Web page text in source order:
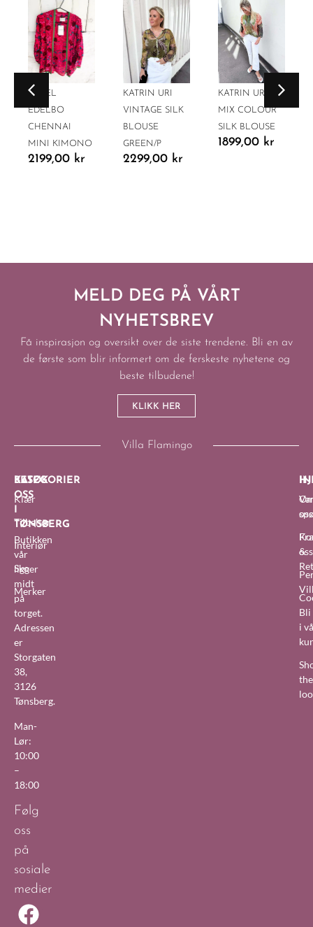
SISSEL
EDELBO
CHENNAI
MINI KIMONO
2199,00 kr
KATRIN URI
VINTAGE SILK
BLOUSE
GREEN/P
2299,00 kr
KATRIN URI
MIX COLOUR
SILK BLOUSE
1899,00 kr
MELD DEG PÅ VÅRT
NYHETSBREV
Få inspirasjon og oversikt over de siste trendene. Bli en av
de første som blir informert om de ferskeste nyhetene og
beste tilbudene!
KLIKK HER
Villa Flamingo
BESØK
OSS
I
TØNSBERG
Butikken
vår
ligger
midt
på
torget.
Adressen
er
Storgaten
38,
3126
Tønsberg.
Man-
Lør:
10:00
–
18:00
Følg
oss
på
sosiale
medier
KATEGORIER
Klær
Tilbehør
Interiør
Sko
Merker
oss
&
Bli
i
the
oss